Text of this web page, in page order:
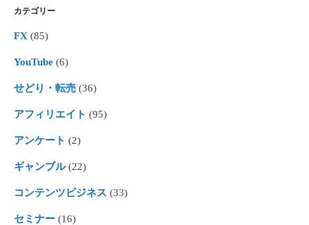
カテゴリー
FX (85)
YouTube (6)
せどり・転売 (36)
アフィリエイト (95)
アンケート (2)
ギャンブル(22)
コンテンツビジネス (33)
セミナー (16)